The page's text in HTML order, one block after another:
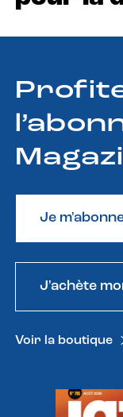
Je
J'achète
Voir la boutique